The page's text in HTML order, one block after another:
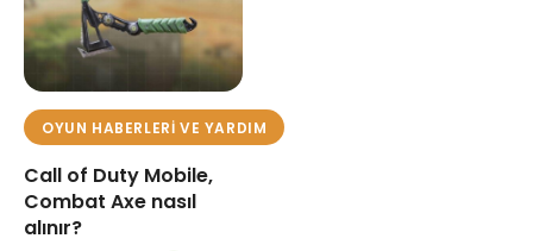
OYUN HABERLERI VE YARDIM
Call of Duty Mobile,
Combat Axe nasıl
alınır?